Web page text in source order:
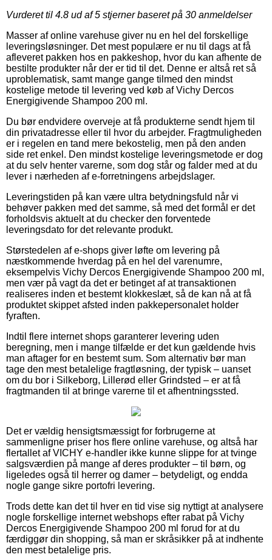
Vurderet til 4.8 ud af 5 stjerner baseret på 30 anmeldelser
Masser af online varehuse giver nu en hel del forskellige
leveringsløsninger. Det mest populære er nu til dags at få
afleveret pakken hos en pakkeshop, hvor du kan afhente de
bestilte produkter når der er tid til det. Denne er altså ret så
uproblematisk, samt mange gange tilmed den mindst
kostelige metode til levering ved køb af Vichy Dercos
Energigivende Shampoo 200 ml.
Du bør endvidere overveje at få produkterne sendt hjem til
din privatadresse eller til hvor du arbejder. Fragtmuligheden
er i regelen en tand mere bekostelig, men på den anden
side ret enkel. Den mindst kostelige leveringsmetode er dog
at du selv henter varerne, som dog står og falder med at du
lever i nærheden af e-forretningens arbejdslager.
Leveringstiden på kan være ultra betydningsfuld når vi
behøver pakken med det samme, så med det formål er det
forholdsvis aktuelt at du checker den forventede
leveringsdato for det relevante produkt.
Størstedelen af e-shops giver løfte om levering på
næstkommende hverdag på en hel del varenumre,
eksempelvis Vichy Dercos Energigivende Shampoo 200 ml,
men vær på vagt da det er betinget af at transaktionen
realiseres inden et bestemt klokkeslæt, så de kan nå at få
produktet skippet afsted inden pakkepersonalet holder
fyraften.
Indtil flere internet shops garanterer levering uden
beregning, men i mange tilfælde er det kun gældende hvis
man aftager for en bestemt sum. Som alternativ bør man
tage den mest betalelige fragtløsning, der typisk – uanset
om du bor i Silkeborg, Lillerød eller Grindsted – er at få
fragtmanden til at bringe varerne til et afhentningssted.
Det er vældig hensigtsmæssigt for forbrugerne at
sammenligne priser hos flere online varehuse, og altså har
flertallet af VICHY e-handler ikke kunne slippe for at tvinge
salgsværdien på mange af deres produkter – til børn, og
ligeledes også til herrer og damer – betydeligt, og endda
nogle gange sikre portofri levering.
Trods dette kan det til hver en tid vise sig nyttigt at analysere
nogle forskellige internet webshops efter rabat på Vichy
Dercos Energigivende Shampoo 200 ml forud for at du
færdiggør din shopping, så man er skråsikker på at indhente
den mest betalelige pris.